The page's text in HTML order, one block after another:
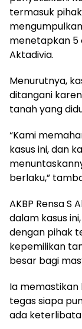
termasuk
menetapkan 5
Aktadivia.
Menurutnya,
ditangani
tanah yang
“Kami
kasus ini, dan
berlaku,”
AKBP Rensa S
dalam kasus
dengan pihak
kepemilikan
besar bagi
Ia
tegas siapa
ada